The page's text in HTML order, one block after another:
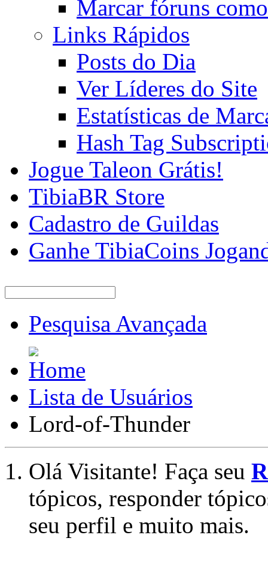
Marcar fóruns
Links Rápidos
Posts do Dia
Ver Líderes do Site
Estatísticas de
Hash Tag
Jogue Taleon Grátis!
TibiaBR Store
Cadastro de Guildas
Ganhe TibiaCoins
Pesquisa Avançada
Lista de Usuários
Lord-of-Thunder
Olá Visitante! Faça seu
tópicos, responder
seu perfil e muito mais.